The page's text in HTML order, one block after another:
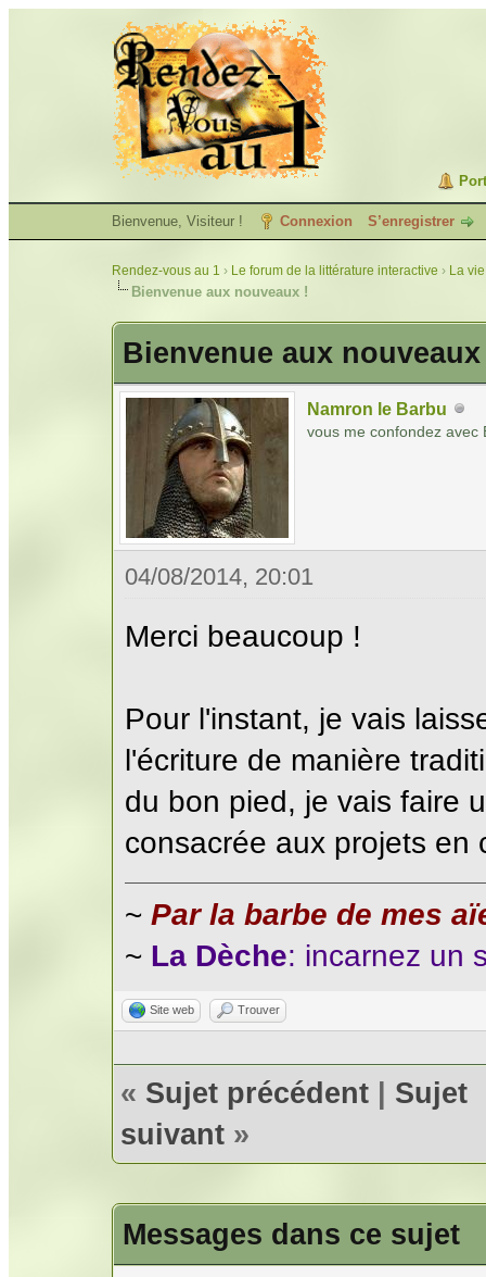
Bienvenue, Visiteur ! Connexion S’enregistrer
Rendez-vous au 1 › Le forum de la littérature interactive › La
Bienvenue aux nouveaux !
Bienvenue aux
Namron le Barbu
vous me confondez avec
04/08/2014, 20:01
Merci beaucoup !
Pour l'instant, je vais
l'écriture de manière
du bon pied, je vais faire
consacrée aux projets en
~ Par la barbe de mes
~ La Dèche: incarnez un
Site web Trouver
« Sujet précédent | Sujet
suivant »
Messages dans ce sujet